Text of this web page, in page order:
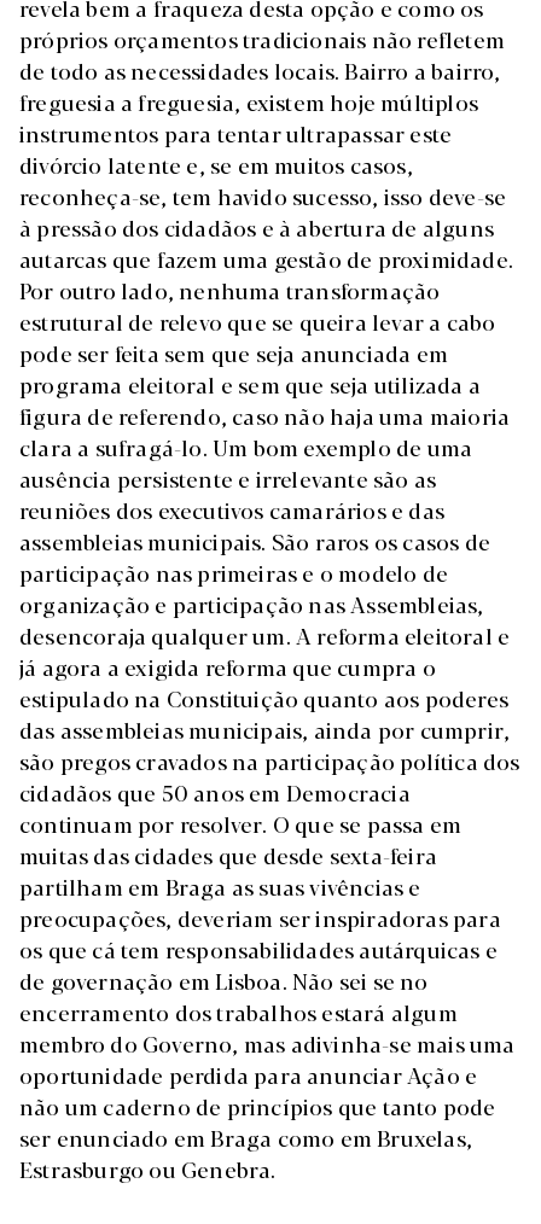
revela bem a fraqueza desta opção e como os
próprios orçamentos tradicionais não refletem
de todo as necessidades locais. Bairro a bairro,
freguesia a freguesia, existem hoje múltiplos
instrumentos para tentar ultrapassar este
divórcio latente e, se em muitos casos,
reconheça-se, tem havido sucesso, isso deve-se
à pressão dos cidadãos e à abertura de alguns
autarcas que fazem uma gestão de proximidade.
Por outro lado, nenhuma transformação
estrutural de relevo que se queira levar a cabo
pode ser feita sem que seja anunciada em
programa eleitoral e sem que seja utilizada a
figura de referendo, caso não haja uma maioria
clara a sufragá-lo. Um bom exemplo de uma
ausência persistente e irrelevante são as
reuniões dos executivos camarários e das
assembleias municipais. São raros os casos de
participação nas primeiras e o modelo de
organização e participação nas Assembleias,
desencoraja qualquer um. A reforma eleitoral e
já agora a exigida reforma que cumpra o
estipulado na Constituição quanto aos poderes
das assembleias municipais, ainda por cumprir,
são pregos cravados na participação política dos
cidadãos que 50 anos em Democracia
continuam por resolver. O que se passa em
muitas das cidades que desde sexta-feira
partilham em Braga as suas vivências e
preocupações, deveriam ser inspiradoras para
os que cá tem responsabilidades autárquicas e
de governação em Lisboa. Não sei se no
encerramento dos trabalhos estará algum
membro do Governo, mas adivinha-se mais uma
oportunidade perdida para anunciar Ação e
não um caderno de princípios que tanto pode
ser enunciado em Braga como em Bruxelas,
Estrasburgo ou Genebra.